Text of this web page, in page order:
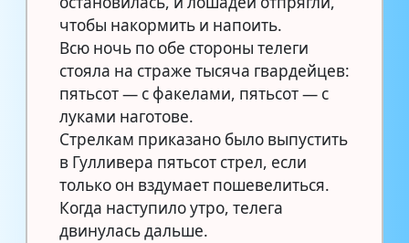
чтобы накормить и напоить.
Всю ночь по обе стороны телеги
стояла на страже тысяча гвардейцев:
пятьсот — с факелами, пятьсот — с
луками наготове.
Стрелкам приказано было выпустить
в Гулливера пятьсот стрел, если
только он вздумает пошевелиться.
Когда наступило утро, телега
двинулась дальше.